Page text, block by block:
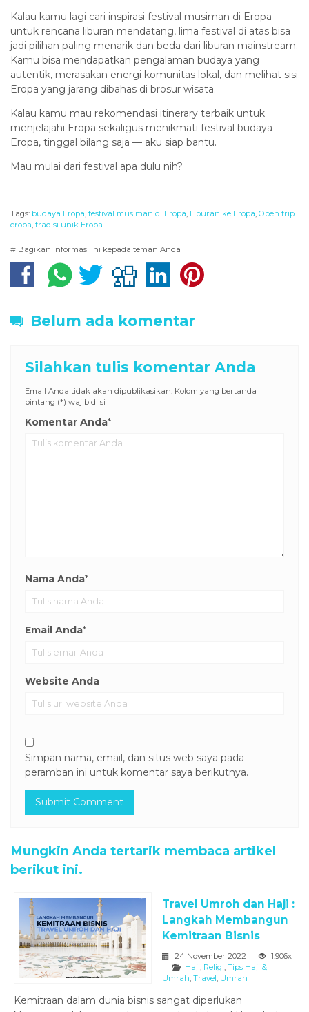
Kalau kamu lagi cari inspirasi festival musiman di Eropa
untuk rencana liburan mendatang, lima festival di atas bisa
jadi pilihan paling menarik dan beda dari liburan mainstream.
Kamu bisa mendapatkan pengalaman budaya yang
autentik, merasakan energi komunitas lokal, dan melihat sisi
Eropa yang jarang dibahas di brosur wisata.
Kalau kamu mau rekomendasi itinerary terbaik untuk
menjelajahi Eropa sekaligus menikmati festival budaya
Eropa, tinggal bilang saja — aku siap bantu.
Mau mulai dari festival apa dulu nih?
Tags: budaya Eropa, festival musiman di Eropa, Liburan ke Eropa, Open trip
eropa, tradisi unik Eropa
# Bagikan informasi ini kepada teman Anda
Belum ada komentar
Silahkan tulis komentar Anda
Email Anda tidak akan dipublikasikan. Kolom yang bertanda
bintang (*) wajib diisi
Komentar Anda*
Nama Anda*
Email Anda*
Website Anda
Simpan nama, email, dan situs web saya pada
peramban ini untuk komentar saya berikutnya.
Mungkin Anda tertarik membaca artikel
berikut ini.
Travel Umroh dan Haji :
Langkah Membangun
Kemitraan Bisnis
24 November 2022
1.906x
Haji, Religi, Tips Haji &
Umrah, Travel, Umrah
Kemitraan dalam dunia bisnis sangat diperlukan